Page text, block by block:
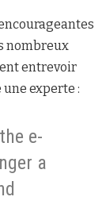
nombreux
entrevoir
experte :
e-
a